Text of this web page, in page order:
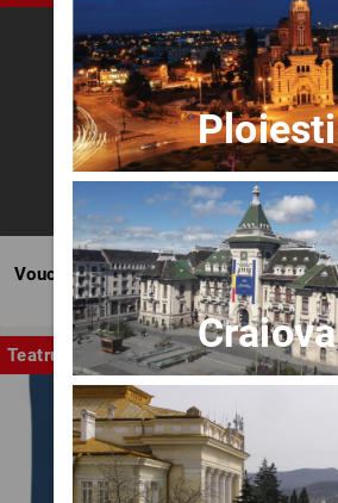
Voucher BILET.ro
Teatrul Mic
Ploiesti
Craiova